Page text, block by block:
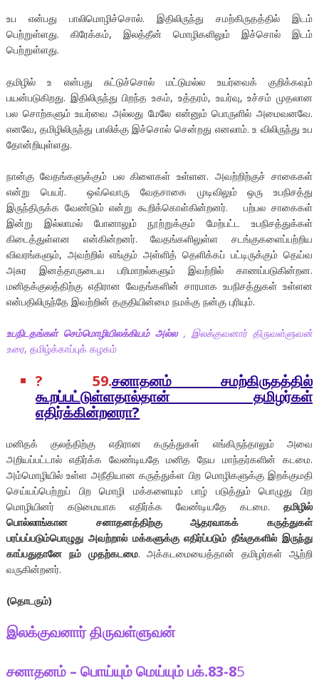
உப என்பது பாலிமொழிச்சொல். இதிலிருந்து சமற்கிருதத்தில் இடம்
பெற்றுள்ளது. கிரேக்கம், இலத்தீன் மொழிகளிலும் இச்சொல் இடம்
பெற்றுள்ளது.
தமிழில் உ என்பது சுட்டுச்சொல் மட்டுமல்ல உயர்வைக் குறிக்கவும்
பயன்படுகிறது. இதிலிருந்து பிறந்த உகம், உத்தரம், உயர்வு, உச்சம் முதலான
பல சொற்களும் உயர்வை அல்லது மேலே என்னும் பொருளில் அமைவனவே.
எனவே, தமிழிலிருந்து பாலிக்கு இச்சொல் சென்றது எனலாம். உ விலிருந்து உப
தோன்றியுள்ளது.
நான்கு வேதங்களுக்கும் பல கிளைகள் உள்ளன. அவற்றிற்குச் சாகைகள்
என்று பெயர். ஒவ்வொரு வேதசாகை முடிவிலும் ஒரு உபநிசத்து
இருந்திருக்க வேண்டும் என்று கூறிக்கொள்கின்றனர். பற்பல சாகைகள்
இன்று இல்லாமல் போனாலும் நூற்றுக்கும் மேற்பட்ட உபநிசத்துக்கள்
கிடைத்துள்ளன என்கின்றனர். வேதங்களிலுள்ள சடங்குகளைப்பற்றிய
விவரங்களும், அவற்றில் எங்கும் அள்ளித் தெளிக்கப் பட்டிருக்கும் தெய்வ
அசுர இனத்தாருடைய பரிமாறல்களும் இவற்றில் காணப்படுகின்றன.
மனிதக்குலத்திற்கு எதிரான வேதங்களின் சாரமாக உபநிசத்துகள் உள்ளன
என்பதிலிருந்தே இவற்றின் தகுதியின்மை நமக்கு நன்கு புரியும்.
உபநிடதங்கள் செம்மொழியிலக்கியம் அல்ல, இலக்குவனார் திருவள்ளுவன்
உரை, தமிழ்க்காப்புக் கழகம்
? 59.சனாதனம் சமற்கிருதத்தில்
கூறப்பட்டுள்ளதால்தான் தமிழர்கள்
எதிர்க்கின்றனரா?
மனிதக் குலத்திற்கு எதிரான கருத்துகள் எங்கிருந்தாலும் அவை
அறியப்பட்டால் எதிர்க்க வேண்டியதே மனித நேய மாந்தர்களின் கடமை.
அம்மொழியில் உள்ள அநீதியான கருத்துக்ள பிற மொழிகளுக்கு இறக்குமதி
செய்யப்பெற்றுப் பிற மொழி மக்களையும் பாழ் படுத்தும் பொழுது பிற
மொழியினர் கடுமையாக எதிர்க்க வேண்டியதே கடமை.தமிழில்
பொல்லாங்கான சனாதனத்திற்கு ஆதரவாகக் கருத்துகள்
பரப்பப்படும்பொழுது அவற்றால் மக்களுக்கு எதிர்ப்படும் தீங்குகளில் இருந்து
காப்பதுதானே நம் முதற்கடமை. அக்கடமையைத்தான் தமிழர்கள் ஆற்றி
வருகின்றனர்.
(தொடரும்)
இலக்குவனார் திருவள்ளுவன்
சனாதனம் – பொய்யும் மெய்யும் பக்.83-85